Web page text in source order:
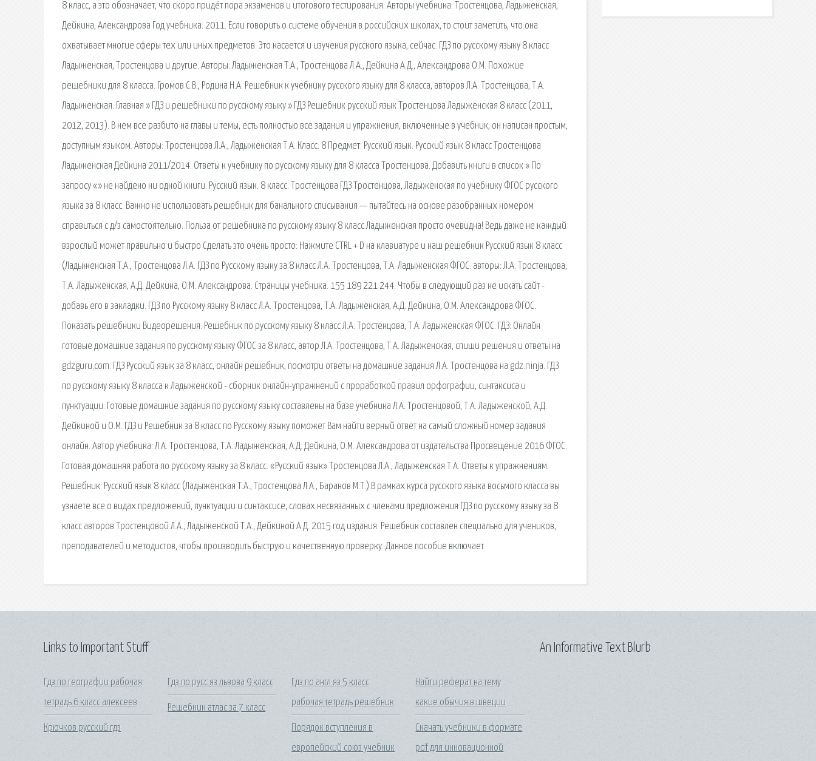
8 класс, а это обозначает, что скоро придёт пора экзаменов и итогового тестирования. Авторы учебника: Тростенцова, Ладыженская,
Дейкина, Александрова Год учебника: 2011. Если говорить о системе обучения в российских школах, то стоит заметить, что она
охватывает многие сферы тех или иных предметов. Это касается и изучения русского языка, сейчас. ГДЗ по русскому языку 8 класс
Ладыженская, Тростенцова и другие. Авторы: Ладыженская Т.А., Тростенцова Л.А., Дейкина А.Д., Александрова О.М. Похожие
решебники для 8 класса. Громов С.В., Родина Н.А. Решебник к учебнику русского языку для 8 класса, авторов Л.А. Тростенцова, Т.А.
Ладыженская. Главная » ГДЗ и решебники по русскому языку » ГДЗ Решебник русский язык Тростенцова Ладыженская 8 класс (2011,
2012, 2013). В нем все разбито на главы и темы, есть полностью все задания и упражнения, включенные в учебник, он написан простым,
доступным языком. Авторы: Тростенцова Л.А., Ладыженская Т.А. Класс: 8 Предмет: Русский язык. Русский язык 8 класс Тростенцова
Ладыженская Дейкина 2011/2014. Ответы к учебнику по русскому языку для 8 класса Тростенцова. Добавить книги в список » По
запросу «» не найдено ни одной книги. Русский язык. 8 класс. Тростенцова ГДЗ Тростенцова, Ладыженская по учебнику ФГОС русского
языка за 8 класс. Важно не использовать решебник для банального списывания — пытайтесь на основе разобранных номером
справиться с д/з самостоятельно. Польза от решебника по русскому языку 8 класс Ладыженская просто очевидна! Ведь даже не каждый
взрослый может правильно и быстро Сделать это очень просто: Нажмите CTRL + D на клавиатуре и наш решебник Русский язык 8 класс
(Ладыженская Т.А., Тростенцова Л.А. ГДЗ по Русскому языку за 8 класс Л.А. Тростенцова, Т.А. Ладыженская ФГОС. авторы: Л.А. Тростенцова,
Т.А. Ладыженская, А.Д. Дейкина, О.М. Александрова. Страницы учебника. 155 189 221 244. Чтобы в следующий раз не искать сайт -
добавь его в закладки. ГДЗ по Русскому языку 8 класс Л.А. Тростенцова, Т.А. Ладыженская, А.Д. Дейкина, О.М. Александрова ФГОС.
Показать решебники Видеорешения. Решебник по русскому языку 8 класс Л.А. Тростенцова, Т.А. Ладыженская ФГОС. ГДЗ: Онлайн
готовые домашние задания по русскому языку ФГОС за 8 класс, автор Л.А. Тростенцова, Т.А. Ладыженская, спиши решения и ответы на
gdzguru.com. ГДЗ Русский язык за 8 класс, онлайн решебник, посмотри ответы на домашние задания Л.А. Тростенцова на gdz.ninja. ГДЗ
по русскому языку 8 класса к Ладыженской - сборник онлайн-упражнений с проработкой правил орфографии, синтаксиса и
пунктуации. Готовые домашние задания по русскому языку составлены на базе учебника Л.А. Тростенцовой, Т.А. Ладыженской, А.Д.
Дейкиной и О.М. ГДЗ и Решебник за 8 класс по Русскому языку поможет Вам найти верный ответ на самый сложный номер задания
онлайн. Автор учебника: Л.А. Тростенцова, Т.А. Ладыженская, А.Д. Дейкина, О.М. Александрова от издательства Просвещение 2016 ФГОС.
Готовая домашняя работа по русскому языку за 8 класс. «Русский язык» Тростенцова Л.А., Ладыженская Т.А. Ответы к упражнениям.
Решебник: Русский язык 8 класс (Ладыженская Т.А., Тростенцова Л.А., Баранов М.Т.) В рамках курса русского языка восьмого класса вы
узнаете все о видах предложений, пунктуации и синтаксисе, словах несвязанных с членами предложения ГДЗ по русскому языку за 8
класс авторов Тростенцовой Л.А., Ладыженской Т.А., Дейкиной А.Д. 2015 год издания. Решебник составлен специально для учеников,
преподавателей и методистов, чтобы производить быструю и качественную проверку. Данное пособие включает.
Links to Important Stuff
Гдз по географии рабочая
тетрадь 6 класс алексеев
Крючков русский гдз
Гдз по русс яз львова 9 класс
Решебник атлас за 7 класс
Гдз по англ яз 5 класс
рабочая тетрадь решебник
Порядок вступления в
европейский союз учебник
Найти реферат на тему
какие обычия в швеции
Скачать учебники в формате
pdf для инновационной
An Informative Text Blurb